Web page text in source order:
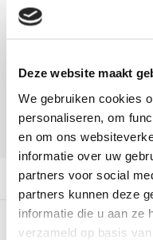
Deze website maakt
We gebruiken cookies
personaliseren, om
en om ons
informatie over uw
partners voor social
partners kunnen deze
informatie die u aan ze
verzameld op basis
DIRECT LEVERBAAR
DELEN:
Gerelateerde